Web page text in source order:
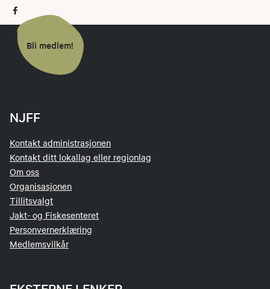
Bli medlem!
NJFF
Kontakt administrasjonen
Kontakt ditt lokallag eller regionlag
Om oss
Organisasjonen
Tillitsvalgt
Jakt- og Fiskesenteret
Personvernerklæring
Medlemsvilkår